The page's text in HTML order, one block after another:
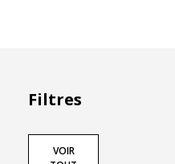
Filtres
VOIR